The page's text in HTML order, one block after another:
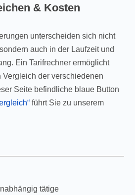
& Kosten
unterscheiden sich nicht
auch in der Laufzeit und
Ein Tarifrechner ermöglicht
Vergleich der verschiedenen
Seite befindliche blaue Button
führt Sie zu unserem
tätige